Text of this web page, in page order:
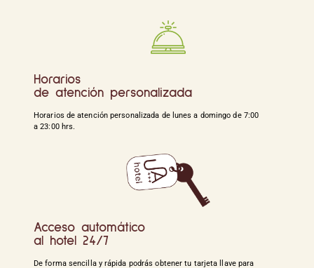
Horarios
de atención personalizada
Horarios de atención personalizada de lunes a domingo de 7:00
a 23:00 hrs.
Acceso automático
al hotel 24/7
De forma sencilla y rápida podrás obtener tu tarjeta llave para